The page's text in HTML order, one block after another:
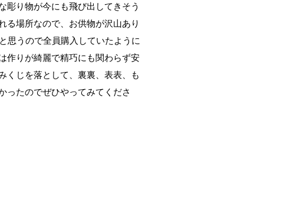
彫り物が今にも飛び出してきそう
る場所なので、お供物が沢山あり
思うので全員購入していたように
作りが綺麗で精巧にも関わらず安
くじを落として、裏裏、表表、も
ったのでぜひやってみてくださ